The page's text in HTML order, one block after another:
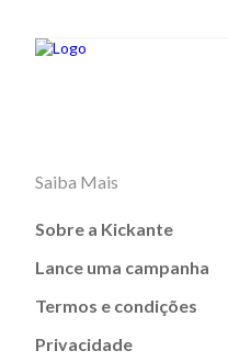
Saiba Mais
Sobre a Kickante
Lance uma campanha
Termos e condições
Privacidade